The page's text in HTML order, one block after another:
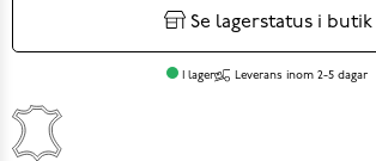
Se lagerstatus i butik
I lager Leverans inom 2-5 dagar